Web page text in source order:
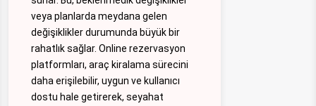
veya planlarda meydana gelen
değişiklikler durumunda büyük bir
rahatlık sağlar. Online rezervasyon
platformları, araç kiralama sürecini
daha erişilebilir, uygun ve kullanıcı
dostu hale getirerek, seyahat